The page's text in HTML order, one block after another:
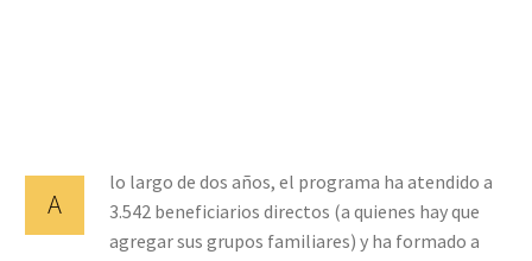
A
lo largo de dos años, el programa ha atendido a
3.542 beneficiarios directos (a quienes hay que
agregar sus grupos familiares) y ha formado a